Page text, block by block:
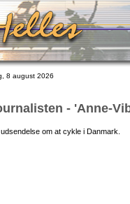
8 august 2026
- 'Anne-
om at cykle i Danmark.